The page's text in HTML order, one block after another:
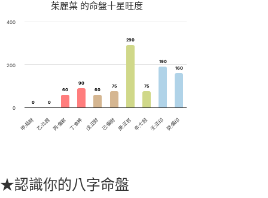
茱麗葉 的命盤十星旺度
0
0 0
0
60
60
90
90
60
60
75
75
290
290
75
75
190
190
160
160
甲:劫財乙:比肩丙:傷官 丁:食神 戊:正財 己:偏財庚:正官 辛:七殺壬:正印癸:偏印
0
200
400
★認識你的八字命盤